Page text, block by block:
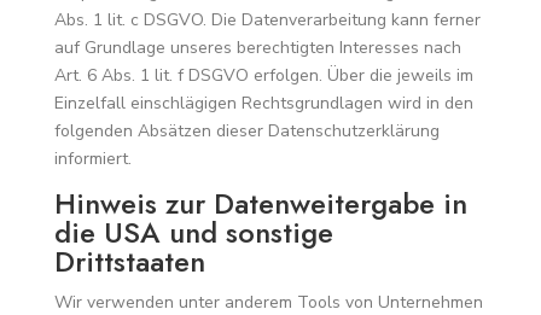
Abs. 1 lit. c DSGVO. Die Datenverarbeitung kann ferner
auf Grundlage unseres berechtigten Interesses nach
Art. 6 Abs. 1 lit. f DSGVO erfolgen. Über die jeweils im
Einzelfall einschlägigen Rechtsgrundlagen wird in den
folgenden Absätzen dieser Datenschutzerklärung
informiert.
Hinweis zur Datenweitergabe in
die USA und sonstige
Drittstaaten
Wir verwenden unter anderem Tools von Unternehmen